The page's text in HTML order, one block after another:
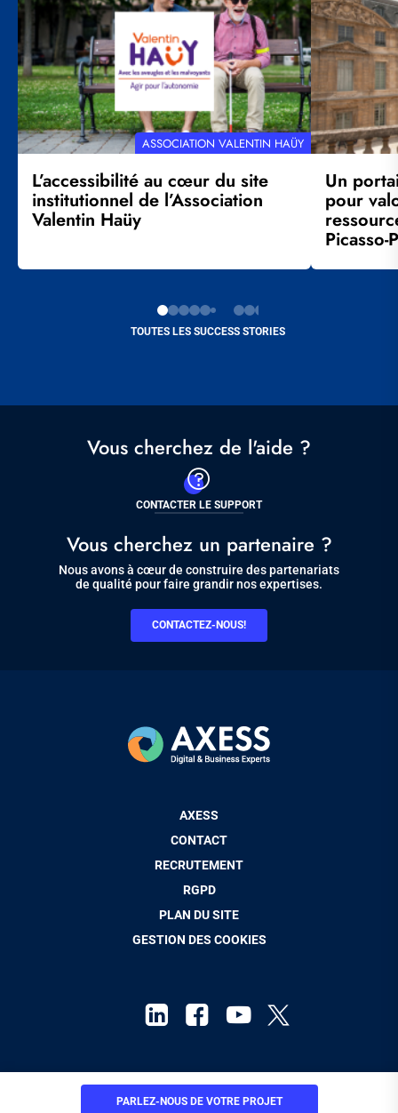
TOUTES LES SUCCESS STORIES
RÉFÉRENCE
CLIENT
ASSOCIATION VALENTIN HAÜY
L’accessibilité au cœur du site
institutionnel de l’Association
Valentin Haüy
Un
pour
Picasso-
PARLEZ-NOUS DE VOTRE PROJET
Vous cherchez de l'aide ?
CONTACTER LE SUPPORT
Vous cherchez un partenaire ?
Nous avons à cœur de construire des partenariats
de qualité pour faire grandir nos expertises.
CONTACTEZ-NOUS!
AXESS
CONTACT
RECRUTEMENT
RGPD
PLAN DU SITE
GESTION DES COOKIES